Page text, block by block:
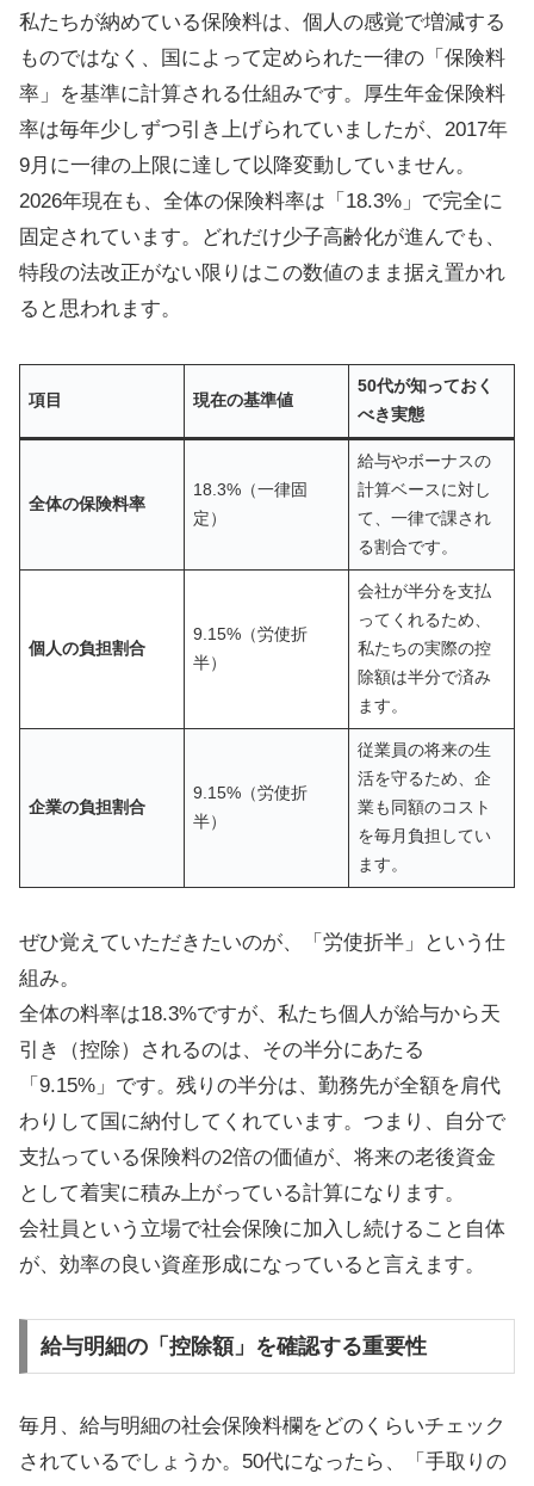
私たちが納めている保険料は、個人の感覚で増減する
ものではなく、国によって定められた一律の「保険料
率」を基準に計算される仕組みです。厚生年金保険料
率は毎年少しずつ引き上げられていましたが、2017年
9月に一律の上限に達して以降変動していません。
2026年現在も、全体の保険料率は「18.3%」で完全に
固定されています。どれだけ少子高齢化が進んでも、
特段の法改正がない限りはこの数値のまま据え置かれ
ると思われます。
項目 現在の基準値
50代が知っておく
べき実態
全体の保険料率
18.3%（一律固
定）
給与やボーナスの
計算ベースに対し
て、一律で課され
る割合です。
個人の負担割合
9.15%（労使折
半）
会社が半分を支払
ってくれるため、
私たちの実際の控
除額は半分で済み
ます。
企業の負担割合
9.15%（労使折
半）
従業員の将来の生
活を守るため、企
業も同額のコスト
を毎月負担してい
ます。
ぜひ覚えていただきたいのが、「労使折半」という仕
組み。
全体の料率は18.3%ですが、私たち個人が給与から天
引き（控除）されるのは、その半分にあたる
「9.15%」です。残りの半分は、勤務先が全額を肩代
わりして国に納付してくれています。つまり、自分で
支払っている保険料の2倍の価値が、将来の老後資金
として着実に積み上がっている計算になります。
会社員という立場で社会保険に加入し続けること自体
が、効率の良い資産形成になっていると言えます。
給与明細の「控除額」を確認する重要性
毎月、給与明細の社会保険料欄をどのくらいチェック
されているでしょうか。50代になったら、「手取りの